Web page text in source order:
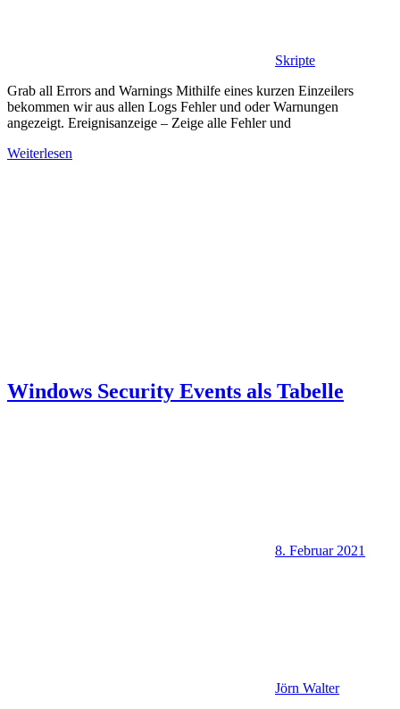
Skripte
Grab all Errors and Warnings Mithilfe eines kurzen Einzeilers
bekommen wir aus allen Logs Fehler und oder Warnungen
angezeigt. Ereignisanzeige – Zeige alle Fehler und
Weiterlesen
Windows Security Events als Tabelle
8. Februar 2021
Jörn Walter